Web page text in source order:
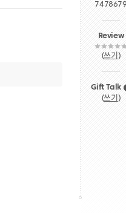
7478679
Review
(쓰기 )
Gift Talk
(쓰기 )